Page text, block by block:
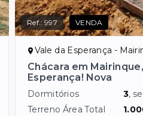
Ref.:997 VENDA
Vale da Esperança -
Chácara em
Esperança! Nova
Dormitórios 3,
Terreno Área Total